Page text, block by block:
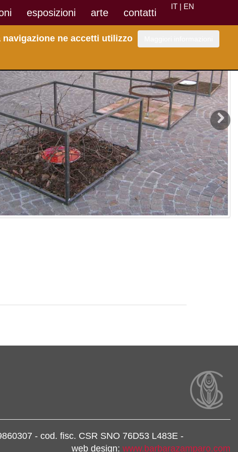
esposizioni arte contatti
IT | EN
- cod. fisc. CSR SNO 76D53 L483E -
web design: www.barbarazamparo.com
ne accetti utilizzo